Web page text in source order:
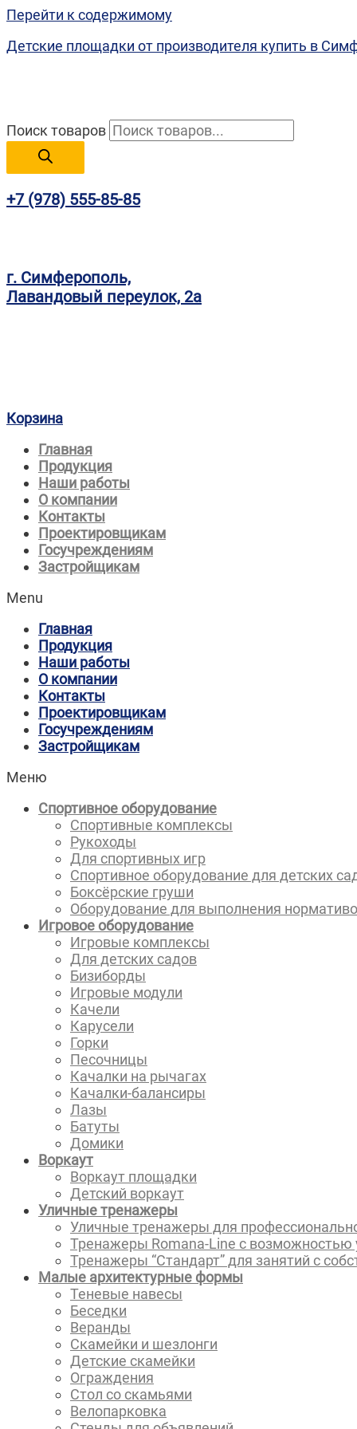
Перейти к содержимому
Детские площадки от производителя купить в
Поиск товаров
+7 (978) 555-85-85
г. Симферополь,
Лавандовый переулок, 2а
Корзина
Главная
Продукция
Наши работы
О компании
Контакты
Проектировщикам
Госучреждениям
Застройщикам
Menu
Главная
Продукция
Наши работы
О компании
Контакты
Проектировщикам
Госучреждениям
Застройщикам
Меню
Спортивное оборудование
Спортивные комплексы
Рукоходы
Для спортивных игр
Спортивное оборудование для детских
Боксёрские груши
Оборудование для выполнения
Игровое оборудование
Игровые комплексы
Для детских садов
Бизиборды
Игровые модули
Качели
Карусели
Горки
Песочницы
Качалки на рычагах
Качалки-балансиры
Лазы
Батуты
Домики
Воркаут
Воркаут площадки
Детский воркаут
Уличные тренажеры
Уличные тренажеры для
Тренажеры Romana-Line с возможностью
Тренажеры “Стандарт” для занятий с
Малые архитектурные формы
Теневые навесы
Беседки
Веранды
Скамейки и шезлонги
Детские скамейки
Ограждения
Стол со скамьями
Велопарковка